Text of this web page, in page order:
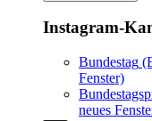
Instagram-
Bundestag
Fenster)
neues